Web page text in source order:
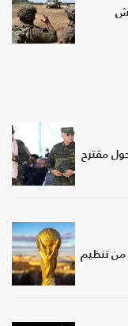
مقترح
من تنظيم